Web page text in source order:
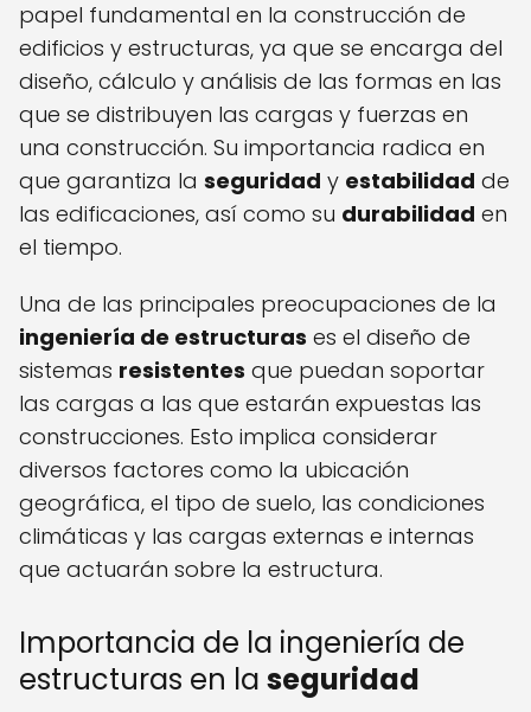
papel fundamental en la construcción de
edificios y estructuras, ya que se encarga del
diseño, cálculo y análisis de las formas en las
que se distribuyen las cargas y fuerzas en
una construcción. Su importancia radica en
que garantiza la seguridad y estabilidad de
las edificaciones, así como su durabilidad en
el tiempo.
Una de las principales preocupaciones de la
ingeniería de estructuras es el diseño de
sistemas resistentes que puedan soportar
las cargas a las que estarán expuestas las
construcciones. Esto implica considerar
diversos factores como la ubicación
geográfica, el tipo de suelo, las condiciones
climáticas y las cargas externas e internas
que actuarán sobre la estructura.
Importancia de la ingeniería de
estructuras en la seguridad